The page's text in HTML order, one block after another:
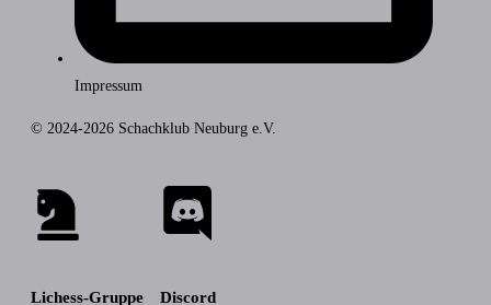
Impressum
© 2024-2026 Schachklub Neuburg e.V.
Lichess-Gruppe Discord